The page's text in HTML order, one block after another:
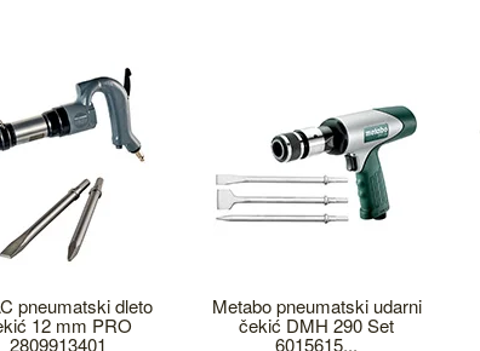
pneumatski dleto
12 mm PRO
2809913401
Metabo pneumatski udarni
čekić DMH 290 Set
6015615...